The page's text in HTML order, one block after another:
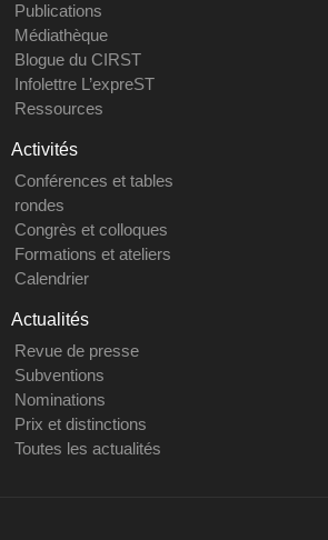
Publications
Médiathèque
Blogue du CIRST
Infolettre L’expreST
Ressources
Activités
Conférences et tables
rondes
Congrès et colloques
Formations et ateliers
Calendrier
Actualités
Revue de presse
Subventions
Nominations
Prix et distinctions
Toutes les actualités